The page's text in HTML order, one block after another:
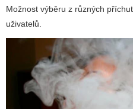
Možnost výběru z různých
uživatelů.